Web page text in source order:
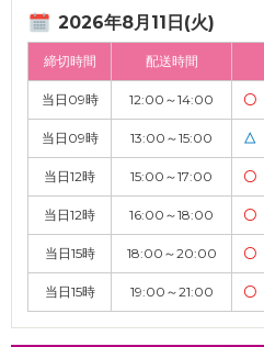
2026年8月11日(火)
締切時間 配送時間
当日09時 12:00～14:00 〇
当日09時 13:00～15:00 △
当日12時 15:00～17:00 〇
当日12時 16:00～18:00 〇
当日15時 18:00～20:00 〇
当日15時 19:00～21:00 〇